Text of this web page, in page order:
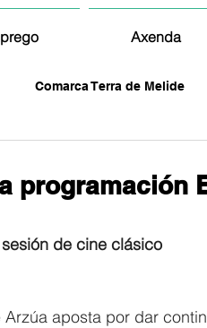
Axenda
Comarca Terra de Melide
programación
de cine clásico
aposta por dar